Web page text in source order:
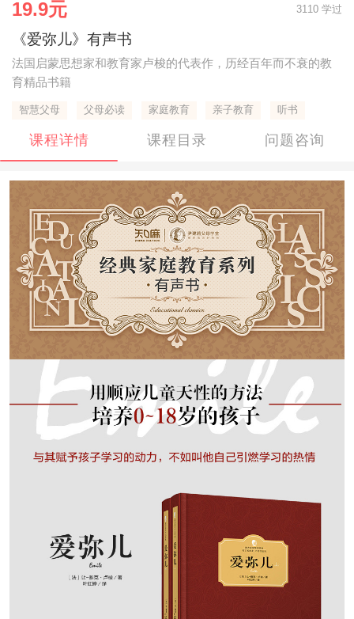
19.9元 3110 学过
《爱弥儿》有声书
法国启蒙思想家和教育家卢梭的代表作，历经百年而不衰的教
育精品书籍
智慧父母 父母必读 家庭教育 亲子教育 听书
课程详情 课程目录 问题咨询